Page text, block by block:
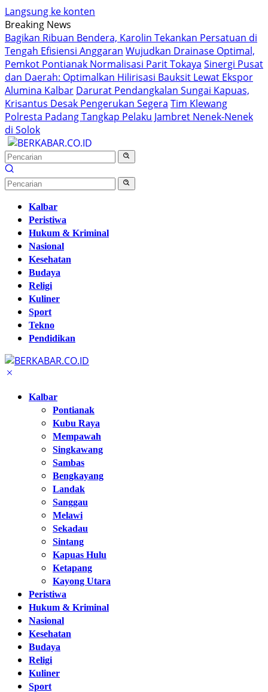
Langsung ke konten
Breaking News
Bagikan Ribuan Bendera, Karolin Tekankan Persatuan di
Tengah Efisiensi Anggaran Wujudkan Drainase Optimal,
Pemkot Pontianak Normalisasi Parit Tokaya Sinergi Pusat
dan Daerah: Optimalkan Hilirisasi Bauksit Lewat Ekspor
Alumina Kalbar Darurat Pendangkalan Sungai Kapuas,
Krisantus Desak Pengerukan Segera Tim Klewang
Polresta Padang Tangkap Pelaku Jambret Nenek-Nenek
di Solok
Kalbar
Peristiwa
Hukum & Kriminal
Nasional
Kesehatan
Budaya
Religi
Kuliner
Sport
Tekno
Pendidikan
Kalbar
Pontianak
Kubu Raya
Mempawah
Singkawang
Sambas
Bengkayang
Landak
Sanggau
Melawi
Sekadau
Sintang
Kapuas Hulu
Ketapang
Kayong Utara
Peristiwa
Hukum & Kriminal
Nasional
Kesehatan
Budaya
Religi
Kuliner
Sport